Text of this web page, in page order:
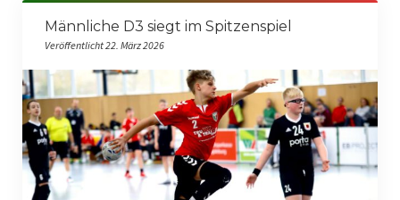
Ferienfreizeiten
Männliche D3 siegt im Spitzenspiel
Veröffentlicht 22. März 2026